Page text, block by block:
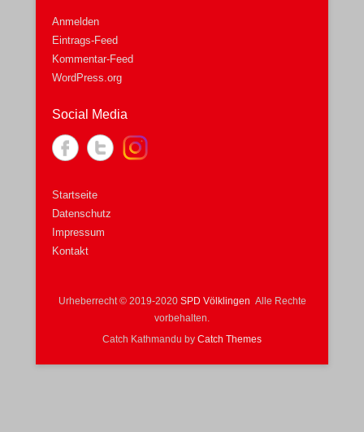
Anmelden
Eintrags-Feed
Kommentar-Feed
WordPress.org
Social Media
Startseite
Datenschutz
Impressum
Kontakt
Urheberrecht © 2019-2020 SPD Völklingen Alle Rechte
vorbehalten.
Catch Kathmandu by Catch Themes